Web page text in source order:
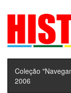
Pular
conteúdo
Coleção
2006